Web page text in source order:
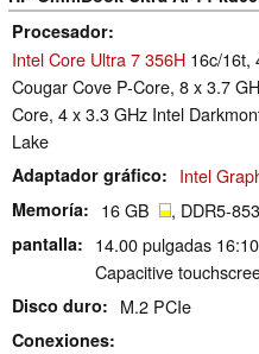
Procesador
Intel Core Ultra 7 356H 16c/16t,
Cougar Cove P-Core, 8 x 3.7
Core, 4 x 3.3 GHz Intel
Lake
Adaptador gráfico Intel
Memoría 16 GB , DDR5-
pantalla
14.00 pulgadas
Capacitive
Disco duro M.2 PCIe
Conexiones